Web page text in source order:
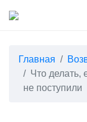
Главная
Что делать,
не поступили